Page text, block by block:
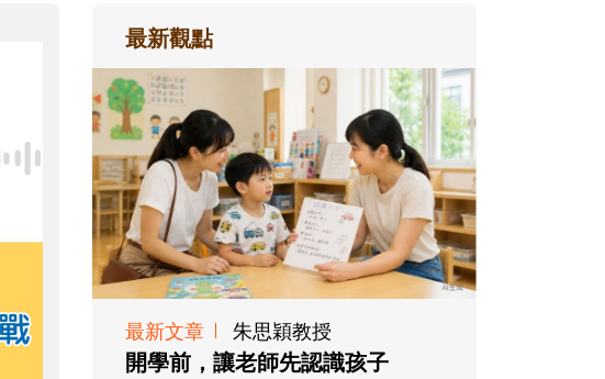
最新觀點
最新文章 朱思穎教授
開學前，讓老師先認識孩子